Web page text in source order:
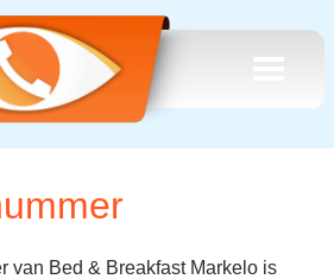
van Bed & Breakfast Markelo is